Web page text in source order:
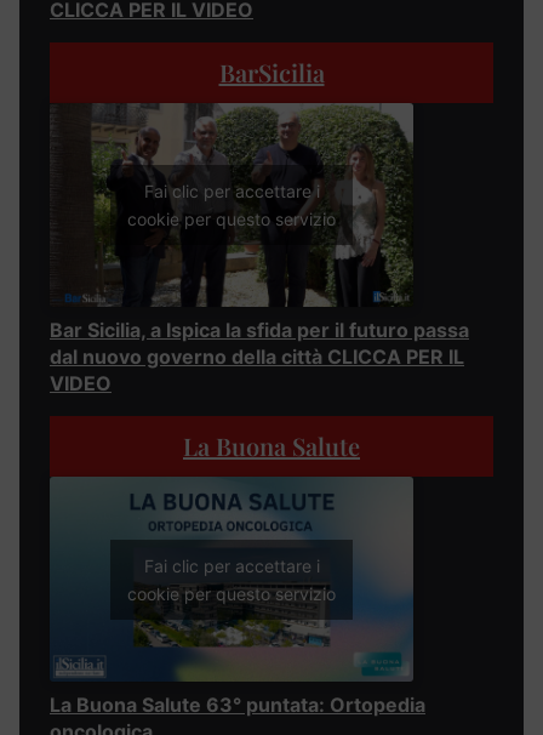
CLICCA PER IL VIDEO
BarSicilia
Fai clic per accettare i
cookie per questo servizio
Bar Sicilia, a Ispica la sfida per il futuro passa
dal nuovo governo della città CLICCA PER IL
VIDEO
La Buona Salute
Fai clic per accettare i
cookie per questo servizio
La Buona Salute 63° puntata: Ortopedia